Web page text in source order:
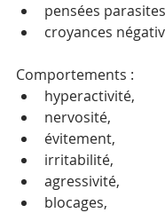
pensées
croyances
Comportements :
hyperactivité,
nervosité,
évitement,
irritabilité,
agressivité,
blocages,